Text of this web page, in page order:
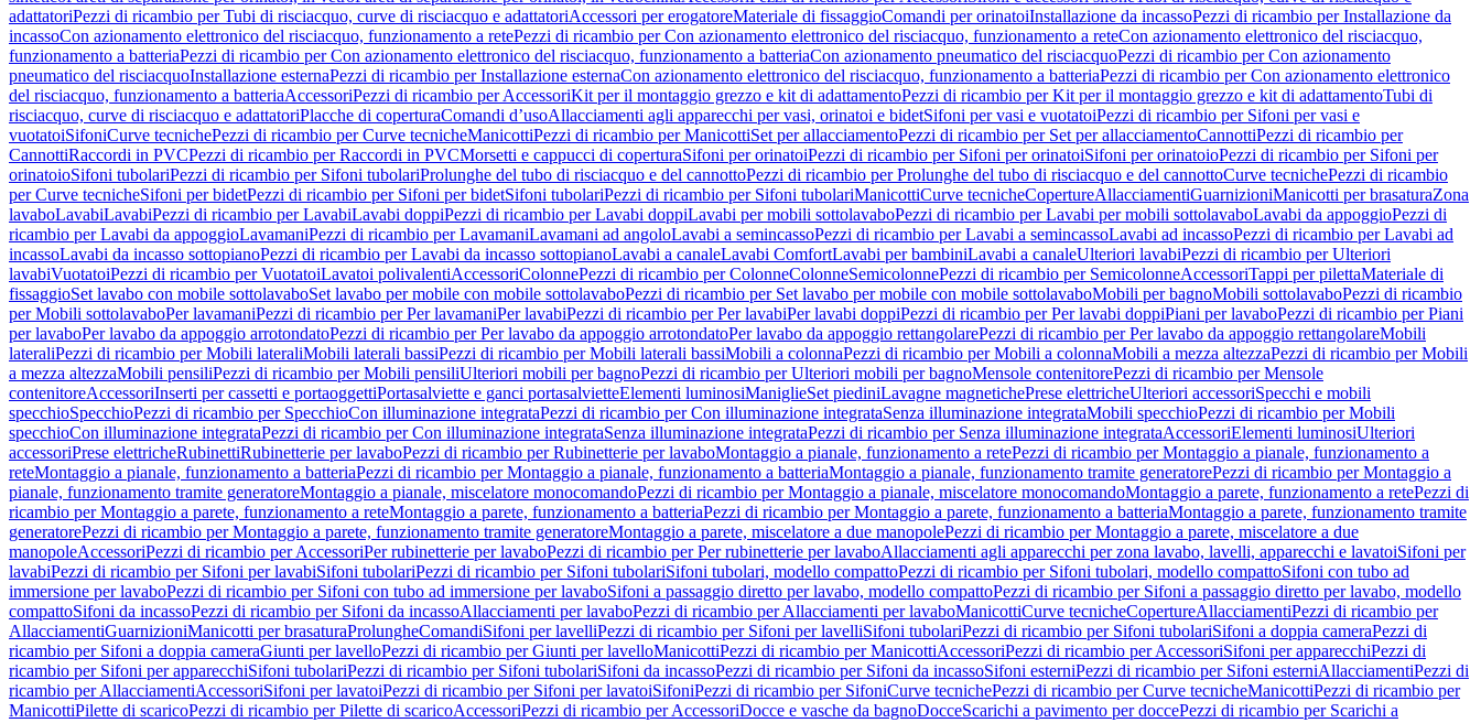
adattatoriPezzi di ricambio per Tubi di risciacquo, curve di risciacquo e adattatoriAccessori per erogatoreMateriale di fissaggioComandi per orinatoiInstallazione da incassoPezzi di ricambio per Installazione da
incassoCon azionamento elettronico del risciacquo, funzionamento a retePezzi di ricambio per Con azionamento elettronico del risciacquo, funzionamento a reteCon azionamento elettronico del risciacquo,
funzionamento a batteriaPezzi di ricambio per Con azionamento elettronico del risciacquo, funzionamento a batteriaCon azionamento pneumatico del risciacquoPezzi di ricambio per Con azionamento
pneumatico del risciacquoInstallazione esternaPezzi di ricambio per Installazione esternaCon azionamento elettronico del risciacquo, funzionamento a batteriaPezzi di ricambio per Con azionamento elettronico
del risciacquo, funzionamento a batteriaAccessoriPezzi di ricambio per AccessoriKit per il montaggio grezzo e kit di adattamentoPezzi di ricambio per Kit per il montaggio grezzo e kit di adattamentoTubi di
risciacquo, curve di risciacquo e adattatoriPlacche di coperturaComandi d’usoAllacciamenti agli apparecchi per vasi, orinatoi e bidetSifoni per vasi e vuotatoiPezzi di ricambio per Sifoni per vasi e
vuotatoiSifoniCurve tecnichePezzi di ricambio per Curve tecnicheManicottiPezzi di ricambio per ManicottiSet per allacciamentoPezzi di ricambio per Set per allacciamentoCannottiPezzi di ricambio per
CannottiRaccordi in PVCPezzi di ricambio per Raccordi in PVCMorsetti e cappucci di coperturaSifoni per orinatoiPezzi di ricambio per Sifoni per orinatoiSifoni per orinatoioPezzi di ricambio per Sifoni per
orinatoioSifoni tubolariPezzi di ricambio per Sifoni tubolariProlunghe del tubo di risciacquo e del cannottoPezzi di ricambio per Prolunghe del tubo di risciacquo e del cannottoCurve tecnichePezzi di ricambio
per Curve tecnicheSifoni per bidetPezzi di ricambio per Sifoni per bidetSifoni tubolariPezzi di ricambio per Sifoni tubolariManicottiCurve tecnicheCopertureAllacciamentiGuarnizioniManicotti per brasaturaZona
lavaboLavabiLavabiPezzi di ricambio per LavabiLavabi doppiPezzi di ricambio per Lavabi doppiLavabi per mobili sottolavaboPezzi di ricambio per Lavabi per mobili sottolavaboLavabi da appoggioPezzi di
ricambio per Lavabi da appoggioLavamaniPezzi di ricambio per LavamaniLavamani ad angoloLavabi a semincassoPezzi di ricambio per Lavabi a semincassoLavabi ad incassoPezzi di ricambio per Lavabi ad
incassoLavabi da incasso sottopianoPezzi di ricambio per Lavabi da incasso sottopianoLavabi a canaleLavabi ComfortLavabi per bambiniLavabi a canaleUlteriori lavabiPezzi di ricambio per Ulteriori
lavabiVuotatoiPezzi di ricambio per VuotatoiLavatoi polivalentiAccessoriColonnePezzi di ricambio per ColonneColonneSemicolonnePezzi di ricambio per SemicolonneAccessoriTappi per pilettaMateriale di
fissaggioSet lavabo con mobile sottolavaboSet lavabo per mobile con mobile sottolavaboPezzi di ricambio per Set lavabo per mobile con mobile sottolavaboMobili per bagnoMobili sottolavaboPezzi di ricambio
per Mobili sottolavaboPer lavamaniPezzi di ricambio per Per lavamaniPer lavabiPezzi di ricambio per Per lavabiPer lavabi doppiPezzi di ricambio per Per lavabi doppiPiani per lavaboPezzi di ricambio per Piani
per lavaboPer lavabo da appoggio arrotondatoPezzi di ricambio per Per lavabo da appoggio arrotondatoPer lavabo da appoggio rettangolarePezzi di ricambio per Per lavabo da appoggio rettangolareMobili
lateraliPezzi di ricambio per Mobili lateraliMobili laterali bassiPezzi di ricambio per Mobili laterali bassiMobili a colonnaPezzi di ricambio per Mobili a colonnaMobili a mezza altezzaPezzi di ricambio per Mobili
a mezza altezzaMobili pensiliPezzi di ricambio per Mobili pensiliUlteriori mobili per bagnoPezzi di ricambio per Ulteriori mobili per bagnoMensole contenitorePezzi di ricambio per Mensole
contenitoreAccessoriInserti per cassetti e portaoggettiPortasalviette e ganci portasalvietteElementi luminosiManiglieSet piediniLavagne magnetichePrese elettricheUlteriori accessoriSpecchi e mobili
specchioSpecchioPezzi di ricambio per SpecchioCon illuminazione integrataPezzi di ricambio per Con illuminazione integrataSenza illuminazione integrataMobili specchioPezzi di ricambio per Mobili
specchioCon illuminazione integrataPezzi di ricambio per Con illuminazione integrataSenza illuminazione integrataPezzi di ricambio per Senza illuminazione integrataAccessoriElementi luminosiUlteriori
accessoriPrese elettricheRubinettiRubinetterie per lavaboPezzi di ricambio per Rubinetterie per lavaboMontaggio a pianale, funzionamento a retePezzi di ricambio per Montaggio a pianale, funzionamento a
reteMontaggio a pianale, funzionamento a batteriaPezzi di ricambio per Montaggio a pianale, funzionamento a batteriaMontaggio a pianale, funzionamento tramite generatorePezzi di ricambio per Montaggio a
pianale, funzionamento tramite generatoreMontaggio a pianale, miscelatore monocomandoPezzi di ricambio per Montaggio a pianale, miscelatore monocomandoMontaggio a parete, funzionamento a retePezzi di
ricambio per Montaggio a parete, funzionamento a reteMontaggio a parete, funzionamento a batteriaPezzi di ricambio per Montaggio a parete, funzionamento a batteriaMontaggio a parete, funzionamento tramite
generatorePezzi di ricambio per Montaggio a parete, funzionamento tramite generatoreMontaggio a parete, miscelatore a due manopolePezzi di ricambio per Montaggio a parete, miscelatore a due
manopoleAccessoriPezzi di ricambio per AccessoriPer rubinetterie per lavaboPezzi di ricambio per Per rubinetterie per lavaboAllacciamenti agli apparecchi per zona lavabo, lavelli, apparecchi e lavatoiSifoni per
lavabiPezzi di ricambio per Sifoni per lavabiSifoni tubolariPezzi di ricambio per Sifoni tubolariSifoni tubolari, modello compattoPezzi di ricambio per Sifoni tubolari, modello compattoSifoni con tubo ad
immersione per lavaboPezzi di ricambio per Sifoni con tubo ad immersione per lavaboSifoni a passaggio diretto per lavabo, modello compattoPezzi di ricambio per Sifoni a passaggio diretto per lavabo, modello
compattoSifoni da incassoPezzi di ricambio per Sifoni da incassoAllacciamenti per lavaboPezzi di ricambio per Allacciamenti per lavaboManicottiCurve tecnicheCopertureAllacciamentiPezzi di ricambio per
AllacciamentiGuarnizioniManicotti per brasaturaProlungheComandiSifoni per lavelliPezzi di ricambio per Sifoni per lavelliSifoni tubolariPezzi di ricambio per Sifoni tubolariSifoni a doppia cameraPezzi di
ricambio per Sifoni a doppia cameraGiunti per lavelloPezzi di ricambio per Giunti per lavelloManicottiPezzi di ricambio per ManicottiAccessoriPezzi di ricambio per AccessoriSifoni per apparecchiPezzi di
ricambio per Sifoni per apparecchiSifoni tubolariPezzi di ricambio per Sifoni tubolariSifoni da incassoPezzi di ricambio per Sifoni da incassoSifoni esterniPezzi di ricambio per Sifoni esterniAllacciamentiPezzi di
ricambio per AllacciamentiAccessoriSifoni per lavatoiPezzi di ricambio per Sifoni per lavatoiSifoniPezzi di ricambio per SifoniCurve tecnichePezzi di ricambio per Curve tecnicheManicottiPezzi di ricambio per
ManicottiPilette di scaricoPezzi di ricambio per Pilette di scaricoAccessoriPezzi di ricambio per AccessoriDocce e vasche da bagnoDocceScarichi a pavimento per doccePezzi di ricambio per Scarichi a